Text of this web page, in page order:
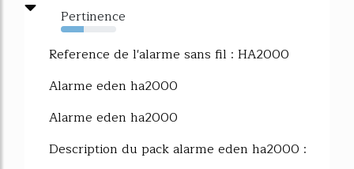
Pertinence
42%
Reference de l'alarme sans fil : HA2000
Alarme eden ha2000
Alarme eden ha2000
Description du pack alarme eden ha2000 :